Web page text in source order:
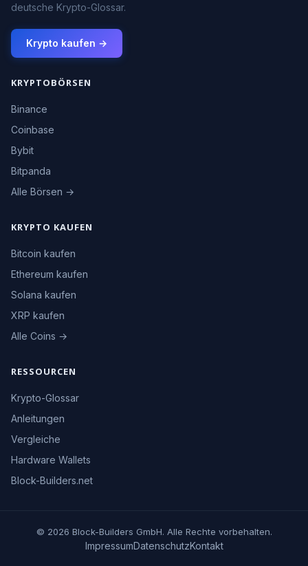
deutsche Krypto-Glossar.
Krypto kaufen →
KRYPTOBÖRSEN
Binance
Coinbase
Bybit
Bitpanda
Alle Börsen →
KRYPTO KAUFEN
Bitcoin kaufen
Ethereum kaufen
Solana kaufen
XRP kaufen
Alle Coins →
RESSOURCEN
Krypto-Glossar
Anleitungen
Vergleiche
Hardware Wallets
Block-Builders.net
© 2026 Block-Builders GmbH. Alle Rechte vorbehalten.
ImpressumDatenschutzKontakt